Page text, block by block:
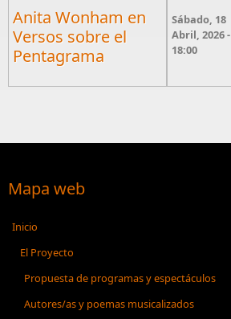
Anita Wonham en
Versos sobre el
Pentagrama
Sábado, 18
Abril, 2026 -
18:00
Mapa web
Inicio
El Proyecto
Propuesta de programas y espectáculos
Autores/as y poemas musicalizados